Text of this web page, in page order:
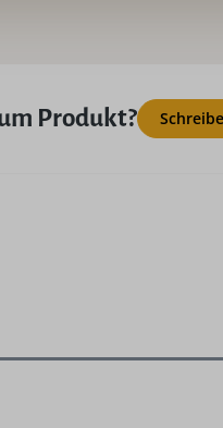
Produkt?